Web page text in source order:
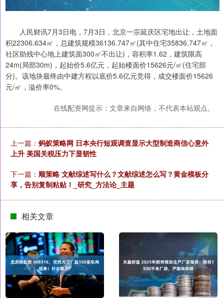
人民财讯7月3日电，7月3日，北京一宗延庆区宅地出让，土地面
积22306.634㎡，总建筑规模36136.747㎡(其中住宅35836.747㎡，
社区助残中心地上建筑面300㎡不出让)，容积率1.62，建筑限高
24m(局部30m)，起始价5.6亿元，起始楼面价15626元/㎡(住宅部
分)。该地块最终由中建方程以底价5.6亿元竞得，成交楼面价15626
元/㎡，溢价率0%。
在线配资网提示：文章来自网络，不代表本站观点。
上一篇： 蚂蚁策略网 日本央行短观调查显示大型制造商信心意外
上升 美国关税压力下显韧性
下一篇： 顺策略 文献综述写什么？文献综述怎么写？黄金模板分
享，告别复制粘贴！_研究_方法论_主题
相关文章